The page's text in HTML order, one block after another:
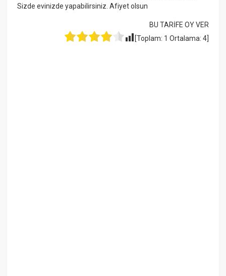
Sizde evinizde yapabilirsiniz. Afiyet olsun
BU TARİFE OY VER
[Toplam: 1 Ortalama: 4]